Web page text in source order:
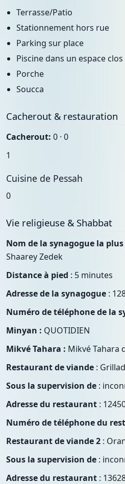
Terrasse/Patio
Stationnement hors rue
Parking sur place
Piscine dans un espace clos
Porche
Soucca
Cacherout & restauration
Cacherout: 0 · 0
1
Cuisine de Pessah
0
Vie religieuse & Shabbat
Nom de la synagogue la
Shaarey Zedek
Distance à pied : 5 minutes
Adresse de la synagogue :
Numéro de téléphone de la
Minyan : QUOTIDIEN
Mikvé Tahara : Mikvé Tahara
Restaurant de viande :
Sous la supervision de :
Adresse du restaurant :
Numéro de téléphone du
Restaurant de viande 2 :
Sous la supervision de :
Adresse du restaurant :